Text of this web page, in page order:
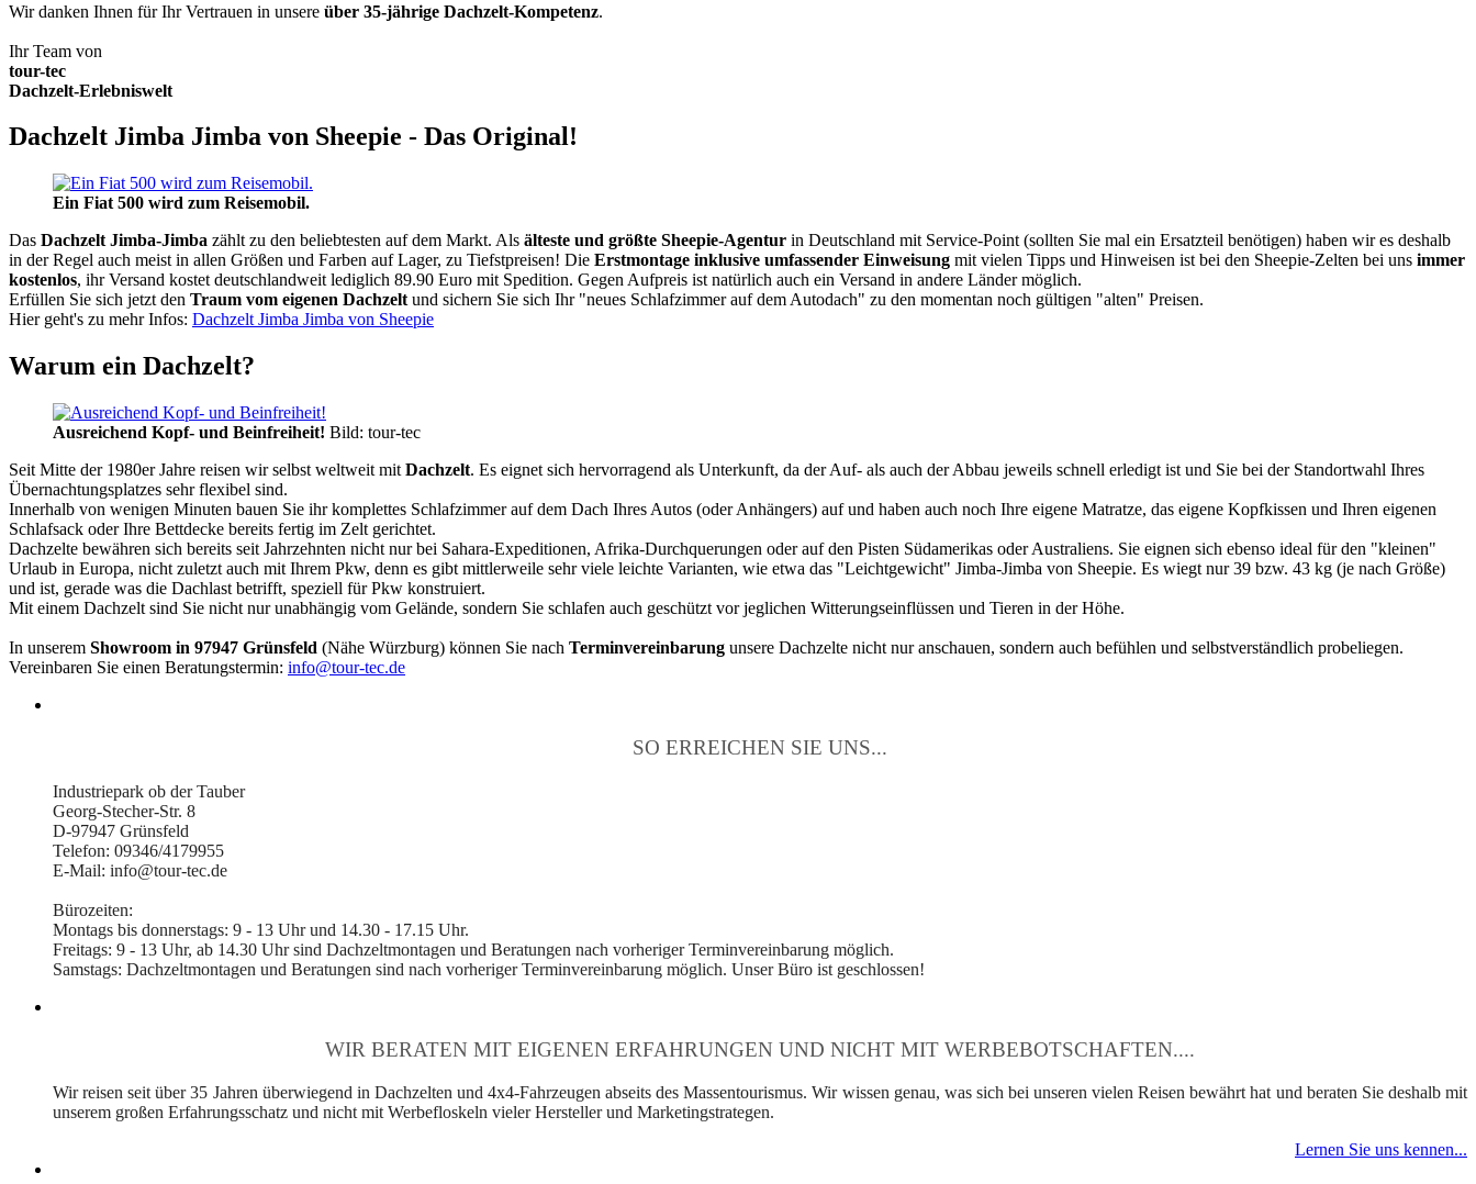
Wir danken Ihnen für Ihr Vertrauen in unsere über 35-jährige Dachzelt-Kompetenz.
Ihr Team von
tour-tec
Dachzelt-Erlebniswelt
Dachzelt Jimba Jimba von Sheepie - Das Original!
Ein Fiat 500 wird zum Reisemobil.
Das Dachzelt Jimba-Jimba zählt zu den beliebtesten auf dem Markt. Als älteste und größte Sheepie-Agentur in Deutschland mit Service-Point (sollten Sie mal ein Ersatzteil benötigen) haben wir es deshalb
in der Regel auch meist in allen Größen und Farben auf Lager, zu Tiefstpreisen! Die Erstmontage inklusive umfassender Einweisung mit vielen Tipps und Hinweisen ist bei den Sheepie-Zelten bei uns immer
kostenlos, ihr Versand kostet deutschlandweit lediglich 89.90 Euro mit Spedition. Gegen Aufpreis ist natürlich auch ein Versand in andere Länder möglich.
Erfüllen Sie sich jetzt den Traum vom eigenen Dachzelt und sichern Sie sich Ihr "neues Schlafzimmer auf dem Autodach" zu den momentan noch gültigen "alten" Preisen.
Hier geht's zu mehr Infos: Dachzelt Jimba Jimba von Sheepie
Warum ein Dachzelt?
Ausreichend Kopf- und Beinfreiheit! Bild: tour-tec
Seit Mitte der 1980er Jahre reisen wir selbst weltweit mit Dachzelt. Es eignet sich hervorragend als Unterkunft, da der Auf- als auch der Abbau jeweils schnell erledigt ist und Sie bei der Standortwahl Ihres
Übernachtungsplatzes sehr flexibel sind.
Innerhalb von wenigen Minuten bauen Sie ihr komplettes Schlafzimmer auf dem Dach Ihres Autos (oder Anhängers) auf und haben auch noch Ihre eigene Matratze, das eigene Kopfkissen und Ihren eigenen
Schlafsack oder Ihre Bettdecke bereits fertig im Zelt gerichtet.
Dachzelte bewähren sich bereits seit Jahrzehnten nicht nur bei Sahara-Expeditionen, Afrika-Durchquerungen oder auf den Pisten Südamerikas oder Australiens. Sie eignen sich ebenso ideal für den "kleinen"
Urlaub in Europa, nicht zuletzt auch mit Ihrem Pkw, denn es gibt mittlerweile sehr viele leichte Varianten, wie etwa das "Leichtgewicht" Jimba-Jimba von Sheepie. Es wiegt nur 39 bzw. 43 kg (je nach Größe)
und ist, gerade was die Dachlast betrifft, speziell für Pkw konstruiert.
Mit einem Dachzelt sind Sie nicht nur unabhängig vom Gelände, sondern Sie schlafen auch geschützt vor jeglichen Witterungseinflüssen und Tieren in der Höhe.
In unserem Showroom in 97947 Grünsfeld (Nähe Würzburg) können Sie nach Terminvereinbarung unsere Dachzelte nicht nur anschauen, sondern auch befühlen und selbstverständlich probeliegen.
Vereinbaren Sie einen Beratungstermin: info@tour-tec.de
SO ERREICHEN SIE UNS...
Industriepark ob der Tauber
Georg-Stecher-Str. 8
D-97947 Grünsfeld
Telefon: 09346/4179955
E-Mail: info@tour-tec.de
Bürozeiten:
Montags bis donnerstags: 9 - 13 Uhr und 14.30 - 17.15 Uhr.
Freitags: 9 - 13 Uhr, ab 14.30 Uhr sind Dachzeltmontagen und Beratungen nach vorheriger Terminvereinbarung möglich.
Samstags: Dachzeltmontagen und Beratungen sind nach vorheriger Terminvereinbarung möglich. Unser Büro ist geschlossen!
WIR BERATEN MIT EIGENEN ERFAHRUNGEN UND NICHT MIT WERBEBOTSCHAFTEN....
Wir reisen seit über 35 Jahren überwiegend in Dachzelten und 4x4-Fahrzeugen abseits des Massentourismus. Wir wissen genau, was sich bei unseren vielen Reisen bewährt hat und beraten Sie deshalb mit
unserem großen Erfahrungsschatz und nicht mit Werbefloskeln vieler Hersteller und Marketingstrategen.
Lernen Sie uns kennen...